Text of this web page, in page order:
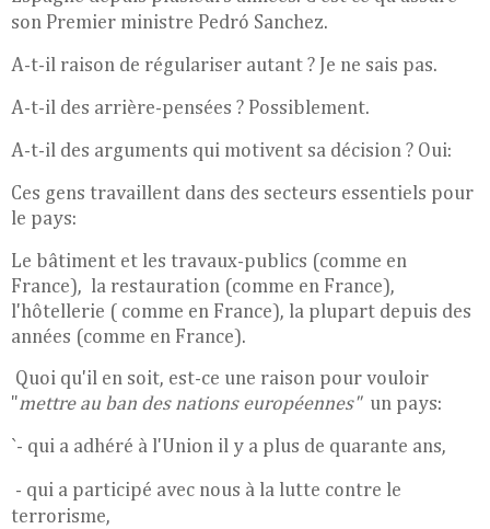
son Premier ministre Pedró Sanchez.
A-t-il raison de régulariser autant ? Je ne sais pas.
A-t-il des arrière-pensées ? Possiblement.
A-t-il des arguments qui motivent sa décision ? Oui:
Ces gens travaillent dans des secteurs essentiels pour
le pays:
Le bâtiment et les travaux-publics (comme en
France), la restauration (comme en France),
l'hôtellerie ( comme en France), la plupart depuis des
années (comme en France).
Quoi qu'il en soit, est-ce une raison pour vouloir
"mettre au ban des nations européennes"un pays:
`- qui a adhéré à l'Union il y a plus de quarante ans,
- qui a participé avec nous à la lutte contre le
terrorisme,